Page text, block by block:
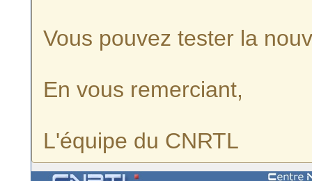
Vous pouvez tester la
En vous remerciant,
L'équipe du CNRTL